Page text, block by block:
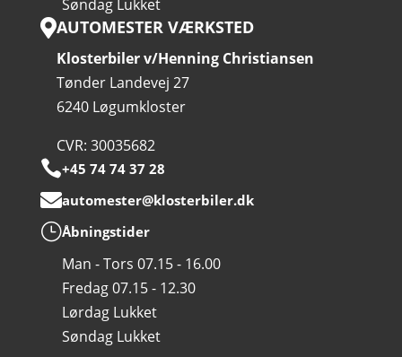
Søndag Lukket
AUTOMESTER VÆRKSTED
Klosterbiler v/Henning Christiansen
Tønder Landevej 27
6240 Løgumkloster
CVR: 30035682
+45 74 74 37 28
automester@klosterbiler.dk
}Åbningstider
Man - Tors 07.15 - 16.00
Fredag 07.15 - 12.30
Lørdag Lukket
Søndag Lukket